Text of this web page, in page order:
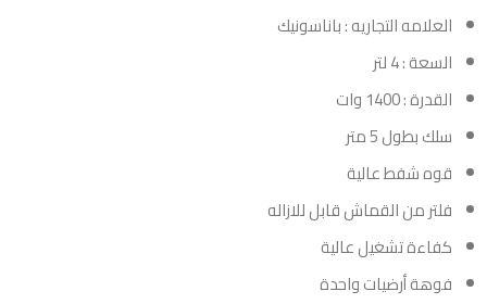
العلامه التجاريه : باناسونيك
السعة : 4 لتر
القدرة : 1400 وات
سلك بطول 5 متر
قوه شفط عالية
فلتر من القماش قابل للازاله
كفاءة تشغيل عالية
فوهة أرضيات واحدة